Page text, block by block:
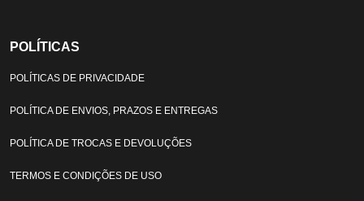
POLÍTICAS
POLÍTICAS DE PRIVACIDADE
POLÍTICA DE ENVIOS, PRAZOS E ENTREGAS
POLÍTICA DE TROCAS E DEVOLUÇÕES
TERMOS E CONDIÇÕES DE USO